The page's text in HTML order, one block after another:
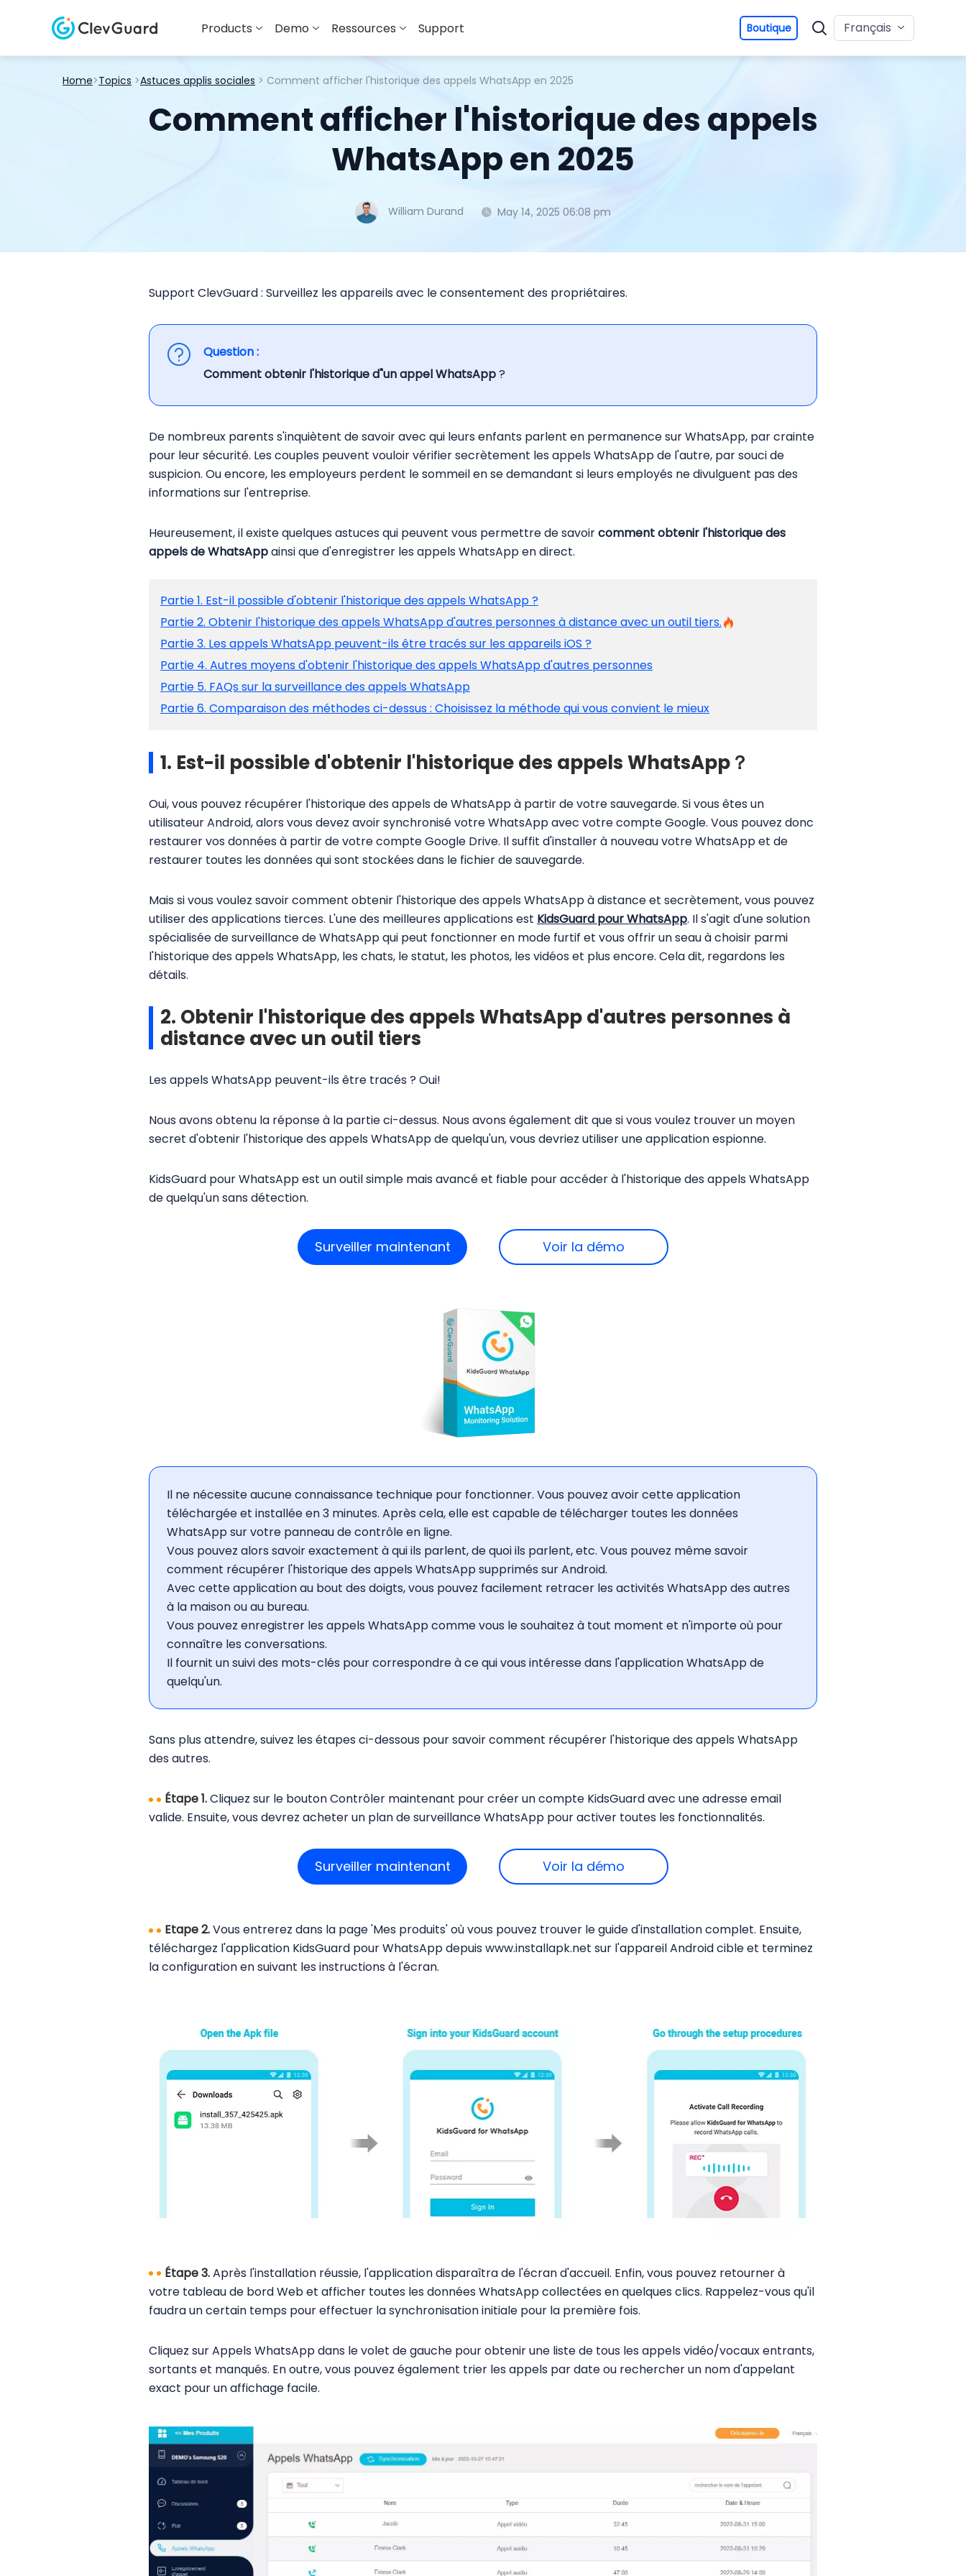
Products Demo Ressources Support Boutique Français
Home>Topics >Astuces applis sociales > Comment afficher l'historique des appels WhatsApp en 2025
Comment afficher l'historique des appels
WhatsApp en 2025
William Durand May 14, 2025 06:08 pm
Support ClevGuard : Surveillez les appareils avec le consentement des propriétaires.
Question :
Comment obtenir l'historique d"un appel WhatsApp?
De nombreux parents s'inquiètent de savoir avec qui leurs enfants parlent en permanence sur WhatsApp, par crainte
pour leur sécurité. Les couples peuvent vouloir vérifier secrètement les appels WhatsApp de l'autre, par souci de
suspicion. Ou encore, les employeurs perdent le sommeil en se demandant si leurs employés ne divulguent pas des
informations sur l'entreprise.
Heureusement, il existe quelques astuces qui peuvent vous permettre de savoircomment obtenir l'historique des
appels de WhatsAppainsi que d'enregistrer les appels WhatsApp en direct.
Partie 1. Est-il possible d'obtenir l'historique des appels WhatsApp ?
Partie 2. Obtenir l'historique des appels WhatsApp d'autres personnes à distance avec un outil tiers.
Partie 3. Les appels WhatsApp peuvent-ils être tracés sur les appareils iOS ?
Partie 4. Autres moyens d'obtenir l'historique des appels WhatsApp d'autres personnes
Partie 5. FAQs sur la surveillance des appels WhatsApp
Partie 6. Comparaison des méthodes ci-dessus : Choisissez la méthode qui vous convient le mieux
1. Est-il possible d'obtenir l'historique des appels WhatsApp？
Oui, vous pouvez récupérer l'historique des appels de WhatsApp à partir de votre sauvegarde. Si vous êtes un
utilisateur Android, alors vous devez avoir synchronisé votre WhatsApp avec votre compte Google. Vous pouvez donc
restaurer vos données à partir de votre compte Google Drive. Il suffit d'installer à nouveau votre WhatsApp et de
restaurer toutes les données qui sont stockées dans le fichier de sauvegarde.
Mais si vous voulez savoir comment obtenir l'historique des appels WhatsApp à distance et secrètement, vous pouvez
utiliser des applications tierces. L'une des meilleures applications est KidsGuard pour WhatsApp. Il s'agit d'une solution
spécialisée de surveillance de WhatsApp qui peut fonctionner en mode furtif et vous offrir un seau à choisir parmi
l'historique des appels WhatsApp, les chats, le statut, les photos, les vidéos et plus encore. Cela dit, regardons les
détails.
2. Obtenir l'historique des appels WhatsApp d'autres personnes à
distance avec un outil tiers
Les appels WhatsApp peuvent-ils être tracés ? Oui!
Nous avons obtenu la réponse à la partie ci-dessus. Nous avons également dit que si vous voulez trouver un moyen
secret d'obtenir l'historique des appels WhatsApp de quelqu'un, vous devriez utiliser une application espionne.
KidsGuard pour WhatsApp est un outil simple mais avancé et fiable pour accéder à l'historique des appels WhatsApp
de quelqu'un sans détection.
Surveiller maintenant Voir la démo
Il ne nécessite aucune connaissance technique pour fonctionner. Vous pouvez avoir cette application
téléchargée et installée en 3 minutes. Après cela, elle est capable de télécharger toutes les données
WhatsApp sur votre panneau de contrôle en ligne.
Vous pouvez alors savoir exactement à qui ils parlent, de quoi ils parlent, etc. Vous pouvez même savoir
comment récupérer l'historique des appels WhatsApp supprimés sur Android.
Avec cette application au bout des doigts, vous pouvez facilement retracer les activités WhatsApp des autres
à la maison ou au bureau.
Vous pouvez enregistrer les appels WhatsApp comme vous le souhaitez à tout moment et n'importe où pour
connaître les conversations.
Il fournit un suivi des mots-clés pour correspondre à ce qui vous intéresse dans l'application WhatsApp de
quelqu'un.
Sans plus attendre, suivez les étapes ci-dessous pour savoir comment récupérer l'historique des appels WhatsApp
des autres.
Étape 1.Cliquez sur le bouton Contrôler maintenant pour créer un compte KidsGuard avec une adresse email
valide. Ensuite, vous devrez acheter un plan de surveillance WhatsApp pour activer toutes les fonctionnalités.
Surveiller maintenant Voir la démo
Etape 2.Vous entrerez dans la page 'Mes produits' où vous pouvez trouver le guide d'installation complet. Ensuite,
téléchargez l'application KidsGuard pour WhatsApp depuis www.installapk.net sur l'appareil Android cible et terminez
la configuration en suivant les instructions à l'écran.
Étape 3.Après l'installation réussie, l'application disparaîtra de l'écran d'accueil. Enfin, vous pouvez retourner à
votre tableau de bord Web et afficher toutes les données WhatsApp collectées en quelques clics. Rappelez-vous qu'il
faudra un certain temps pour effectuer la synchronisation initiale pour la première fois.
Cliquez sur Appels WhatsApp dans le volet de gauche pour obtenir une liste de tous les appels vidéo/vocaux entrants,
sortants et manqués. En outre, vous pouvez également trier les appels par date ou rechercher un nom d'appelant
exact pour un affichage facile.